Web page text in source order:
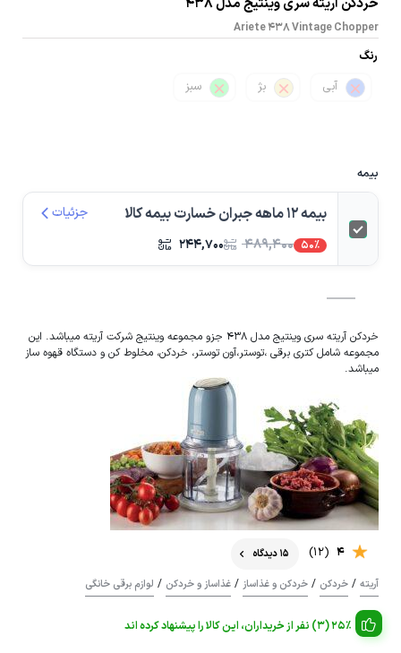
Ariete 438 Vintage Chopper
رنگ
آبی
بژ سبز
بیمه
بیمه 12 ماهه جبران خسارت بیمه کالا
50% ۴۸۹,۴۰۰ ۲۴۴,۷۰۰
جزئیات
خردکن آریته سری وینتیج مدل 438 جزو مجموعه وینتیج شرکت آریته میباشد. این
مجموعه شامل کتری برقی ،توستر،آون توستر، خردکن، مخلوط کن و دستگاه قهوه ساز
میباشد.
4
(12)
15 دیدگاه
آریته / خردکن / خردکن و غذاساز / غذاساز و خردکن / لوازم برقی خانگی
25% (3) نفر از خریداران، این کالا را پیشنهاد کرده اند